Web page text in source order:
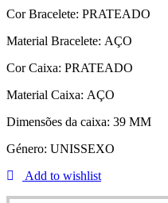
Cor Bracelete: PRATEADO
Material Bracelete: AÇO
Cor Caixa: PRATEADO
Material Caixa: AÇO
Dimensões da caixa: 39 MM
Género: UNISSEXO
Add to wishlist